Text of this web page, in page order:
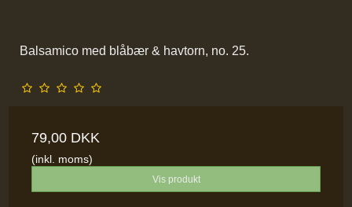
Balsamico med blåbær & havtorn, no. 25.
79,00 DKK
(inkl. moms)
Vis produkt